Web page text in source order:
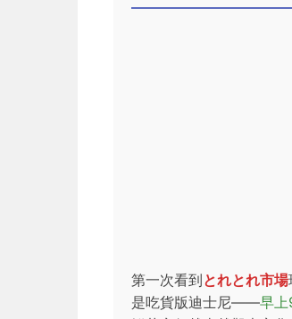
第一次看到とれとれ市場
是吃貨版迪士尼——早